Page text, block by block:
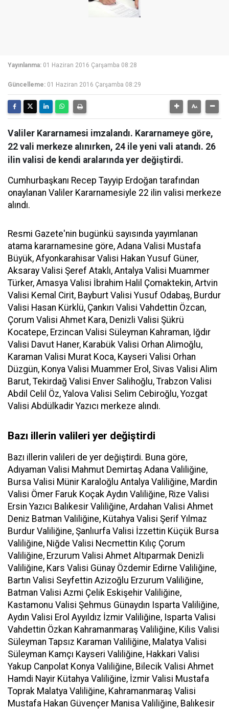
Yayınlanma: 01 Haziran 2016 Çarşamba 08:28
Güncelleme: 01 Haziran 2016 Çarşamba 08:29
Valiler Kararnamesi imzalandı. Kararnameye göre,
22 vali merkeze alınırken, 24 ile yeni vali atandı. 26
ilin valisi de kendi aralarında yer değiştirdi.
Cumhurbaşkanı Recep Tayyip Erdoğan tarafından
onaylanan Valiler Kararnamesiyle 22 ilin valisi merkeze
alındı.
Resmi Gazete'nin bugünkü sayısında yayımlanan
atama kararnamesine göre, Adana Valisi Mustafa
Büyük, Afyonkarahisar Valisi Hakan Yusuf Güner,
Aksaray Valisi Şeref Ataklı, Antalya Valisi Muammer
Türker, Amasya Valisi İbrahim Halil Çomaktekin, Artvin
Valisi Kemal Cirit, Bayburt Valisi Yusuf Odabaş, Burdur
Valisi Hasan Kürklü, Çankırı Valisi Vahdettin Özcan,
Çorum Valisi Ahmet Kara, Denizli Valisi Şükrü
Kocatepe, Erzincan Valisi Süleyman Kahraman, Iğdır
Valisi Davut Haner, Karabük Valisi Orhan Alimoğlu,
Karaman Valisi Murat Koca, Kayseri Valisi Orhan
Düzgün, Konya Valisi Muammer Erol, Sivas Valisi Alim
Barut, Tekirdağ Valisi Enver Salihoğlu, Trabzon Valisi
Abdil Celil Öz, Yalova Valisi Selim Cebiroğlu, Yozgat
Valisi Abdülkadir Yazıcı merkeze alındı.
Bazı illerin valileri yer değiştirdi
Bazı illerin valileri de yer değiştirdi. Buna göre,
Adıyaman Valisi Mahmut Demirtaş Adana Valiliğine,
Bursa Valisi Münir Karaloğlu Antalya Valiliğine, Mardin
Valisi Ömer Faruk Koçak Aydın Valiliğine, Rize Valisi
Ersin Yazıcı Balıkesir Valiliğine, Ardahan Valisi Ahmet
Deniz Batman Valiliğine, Kütahya Valisi Şerif Yılmaz
Burdur Valiliğine, Şanlıurfa Valisi İzzettin Küçük Bursa
Valiliğine, Niğde Valisi Necmettin Kılıç Çorum
Valiliğine, Erzurum Valisi Ahmet Altıparmak Denizli
Valiliğine, Kars Valisi Günay Özdemir Edirne Valiliğine,
Bartın Valisi Seyfettin Azizoğlu Erzurum Valiliğine,
Batman Valisi Azmi Çelik Eskişehir Valiliğine,
Kastamonu Valisi Şehmus Günaydın Isparta Valiliğine,
Aydın Valisi Erol Ayyıldız İzmir Valiliğine, Isparta Valisi
Vahdettin Özkan Kahramanmaraş Valiliğine, Kilis Valisi
Süleyman Tapsız Karaman Valiliğine, Malatya Valisi
Süleyman Kamçı Kayseri Valiliğine, Hakkari Valisi
Yakup Canpolat Konya Valiliğine, Bilecik Valisi Ahmet
Hamdi Nayir Kütahya Valiliğine, İzmir Valisi Mustafa
Toprak Malatya Valiliğine, Kahramanmaraş Valisi
Mustafa Hakan Güvençer Manisa Valiliğine, Balıkesir